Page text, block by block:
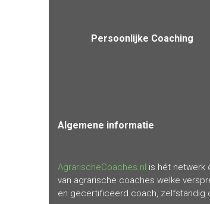
Persoonlijke Coaching
Algemene informatie
AgrarischeCoaches.nl is hét netwerk
van agrarische coaches welke
en gecertificeerd coach, zelfstandig